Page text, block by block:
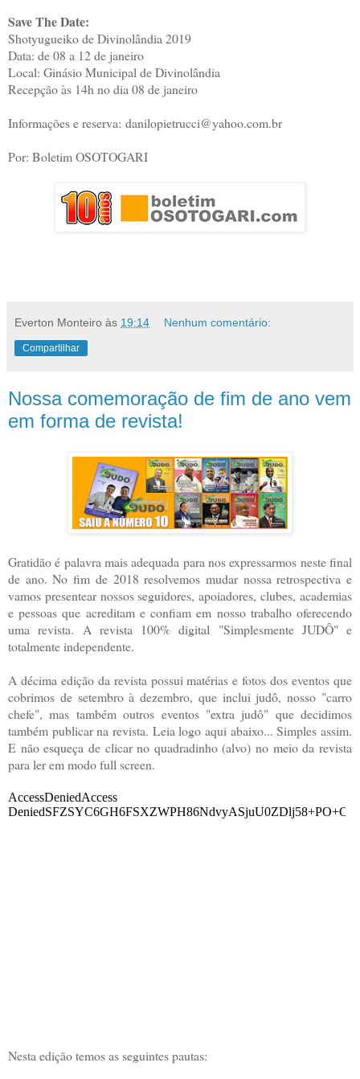
Save The Date:
Shotyugueiko de Divinolândia 2019
Data: de 08 a 12 de janeiro
Local: Ginásio Municipal de Divinolândia
Recepção às 14h no dia 08 de janeiro
Informações e reserva: danilopietrucci@yahoo.com.br
Por: Boletim OSOTOGARI
Everton Monteiro às 19:14 Nenhum comentário:
Compartilhar
Nossa comemoração de fim de ano vem
em forma de revista!
Gratidão é palavra mais adequada para nos expressarmos neste final
de ano. No fim de 2018 resolvemos mudar nossa retrospectiva e
vamos presentear nossos seguidores, apoiadores, clubes, academias
e pessoas que acreditam e confiam em nosso trabalho oferecendo
uma revista. A revista 100% digital "Simplesmente JUDÔ" e
totalmente independente.
A décima edição da revista possui matérias e fotos dos eventos que
cobrimos de setembro à dezembro, que inclui judô, nosso "carro
chefe", mas também outros eventos "extra judô" que decidimos
também publicar na revista. Leia logo aqui abaixo... Simples assim.
E não esqueça de clicar no quadradinho (alvo) no meio da revista
para ler em modo full screen.
Nesta edição temos as seguintes pautas: